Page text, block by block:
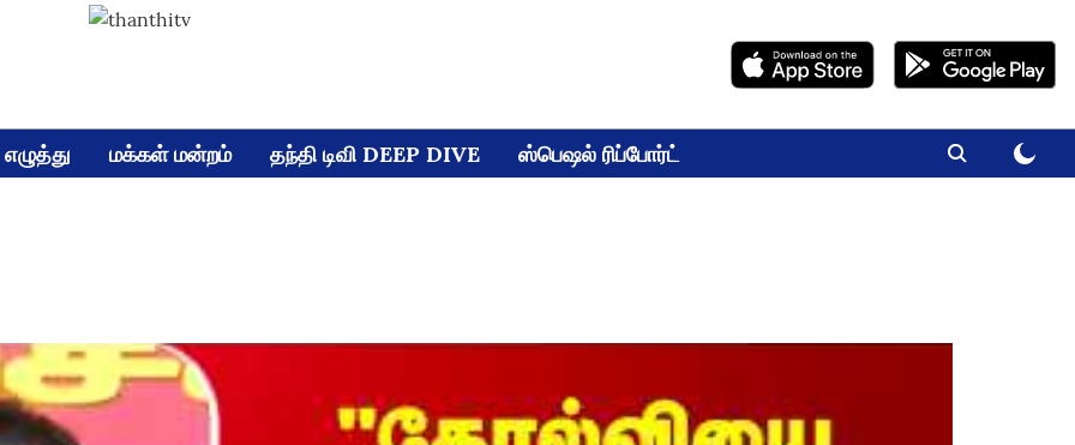
மக்கள் மன்றம் தந்தி டிவி DEEP DIVE ஸ்பெஷல் ரிப்போர்ட்